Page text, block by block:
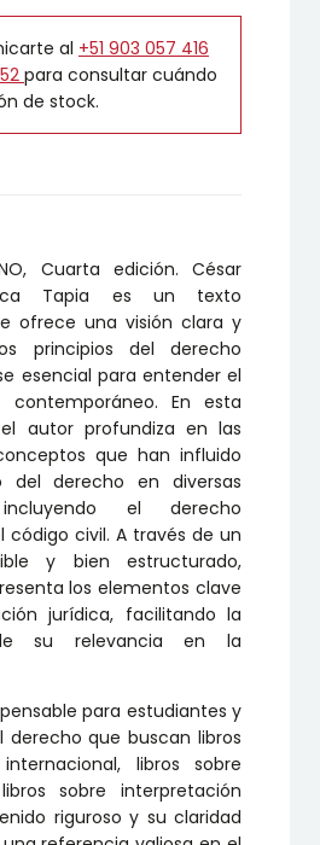
al +51 903 057 416
para consultar cuándo
de stock.
Cuarta edición. César
Tapia es un texto
ofrece una visión clara y
principios del derecho
esencial para entender el
contemporáneo. En esta
autor profundiza en las
que han influido
del derecho en diversas
incluyendo el derecho
código civil. A través de un
y bien estructurado,
los elementos clave
jurídica, facilitando la
su relevancia en la
para estudiantes y
derecho que buscan libros
libros sobre
sobre interpretación
riguroso y su claridad